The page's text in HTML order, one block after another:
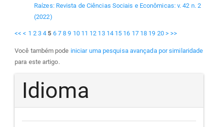
Raízes: Revista de Ciências Sociais e Econômicas: v. 42 n. 2
(2022)
<< < 1 2 3 4 5 6 7 8 9 10 11 12 13 14 15 16 17 18 19 20 > >>
Você também pode iniciar uma pesquisa avançada por similaridade
para este artigo.
Idioma